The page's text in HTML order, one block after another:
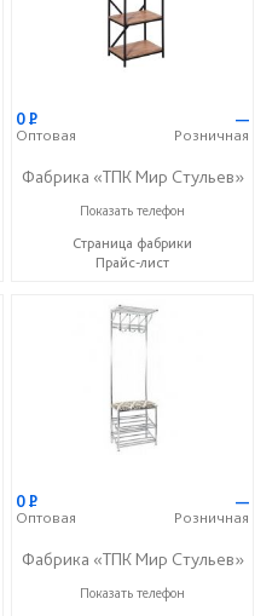
0Р
Оптовая
—
Розничная
Фабрика «ТПК Мир Стульев»
8 (927) 648-00-04
Показать телефон
Страница фабрики
Прайс-лист
0Р
Оптовая
—
Розничная
Фабрика «ТПК Мир Стульев»
8 (927) 648-00-04
Показать телефон